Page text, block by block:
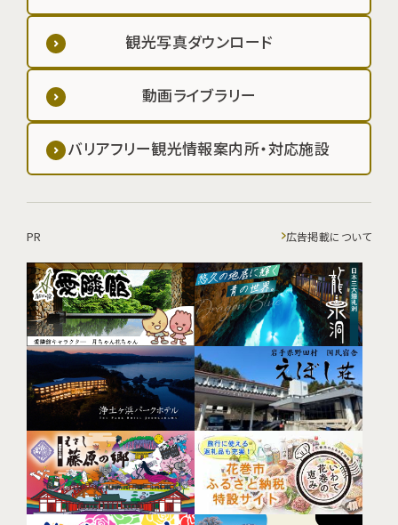
観光写真ダウンロード
動画ライブラリー
バリアフリー観光情報案内所・対応施設
PR 広告掲載について